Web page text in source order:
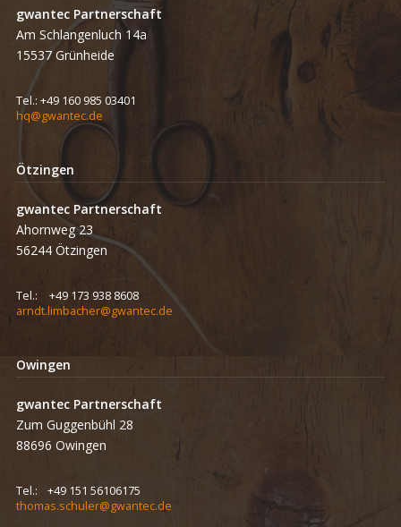
gwantec Partnerschaft
Am Schlangenluch 14a
15537 Grünheide
Tel.: +49 160 985 03401
hq@gwantec.de
Ötzingen
gwantec Partnerschaft
Ahornweg 23
56244 Ötzingen
Tel.:
+49 173 938 8608
arndt.limbacher@gwantec.de
Owingen
gwantec Partnerschaft
Zum Guggenbühl 28
88696 Owingen
Tel.:
+49 151 56106175
thomas.schuler@gwantec.de